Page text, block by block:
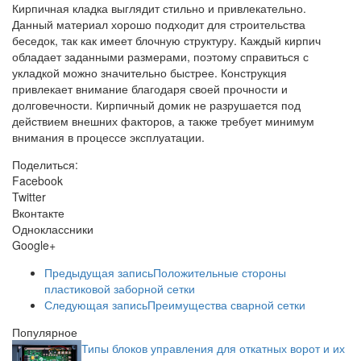
Кирпичная кладка выглядит стильно и привлекательно.
Данный материал хорошо подходит для строительства
беседок, так как имеет блочную структуру. Каждый кирпич
обладает заданными размерами, поэтому справиться с
укладкой можно значительно быстрее. Конструкция
привлекает внимание благодаря своей прочности и
долговечности. Кирпичный домик не разрушается под
действием внешних факторов, а также требует минимум
внимания в процессе эксплуатации.
Поделиться:
Facebook
Twitter
Вконтакте
Одноклассники
Google+
Предыдущая записьПоложительные стороны
пластиковой заборной сетки
Следующая записьПреимущества сварной сетки
Популярное
Типы блоков управления для откатных ворот и их